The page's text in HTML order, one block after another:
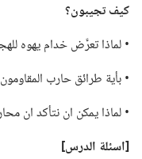
كيف تجيبون؟‏
‏• لماذا تعرَّض خدام يهوه
‏• بأية طرائق حارب
‏• لماذا يمكن ان نتأكد ان
‏[اسئلة الدرس]‏